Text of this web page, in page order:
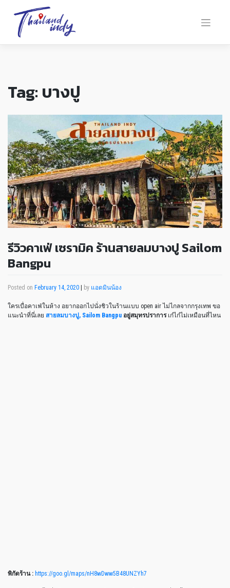
Tag: บางปู
รีวิวคาเฟ่ เซรามิค ร้านสายลมบางปู Sailom
Bangpu
Posted on February 14, 2020 by แอดมินน้อง
ใครเบื่อคาเฟ่ในห้าง อยากออกไปนั่งชิวในร้านแบบ open air ไม่ไกลจากกรุงเทพ ขอ
แนะนำที่นี่เลย สายลมบางปู, Sailom Bangpu อยู่สมุทรปราการเก๋ไก๋ไม่เหมือนที่ไหน
พิกัดร้าน : https://goo.gl/maps/nH8wDww5B48UNZYh7